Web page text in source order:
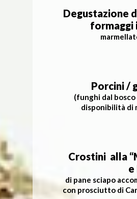
Degustazione
formaggi
Porcini /
(funghi dal
disponibilità di
Crostini alla
e
di pane sciapo
con prosciutto di